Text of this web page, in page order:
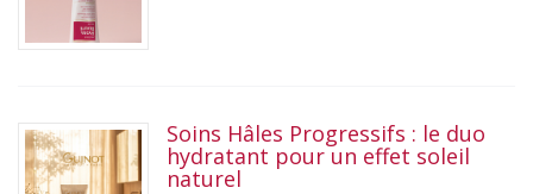
Soins Hâles Progressifs : le duo
hydratant pour un effet soleil
naturel